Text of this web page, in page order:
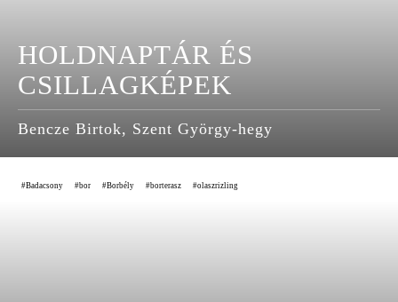
HOLDNAPTÁR ÉS
CSILLAGKÉPEK
Bencze Birtok, Szent György-hegy
Badacsony bor Borbély borterasz olaszrizling